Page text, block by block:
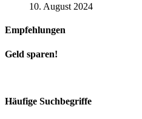
10. August 2024
Empfehlungen
Geld sparen!
Häufige Suchbegriffe